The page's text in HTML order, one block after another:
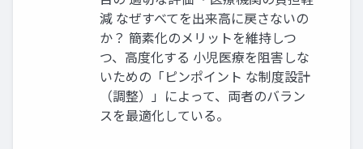
減 なぜすべてを出来高に戻さないの
か？ 簡素化のメリットを維持しつ
つ、高度化する 小児医療を阻害しな
いための「ピンポイント な制度設計
（調整）」によって、両者のバラン
スを最適化している。